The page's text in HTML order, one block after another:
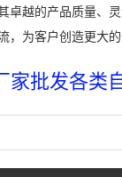
卓越的产品质量、
，为客户创造更大的
家批发各类